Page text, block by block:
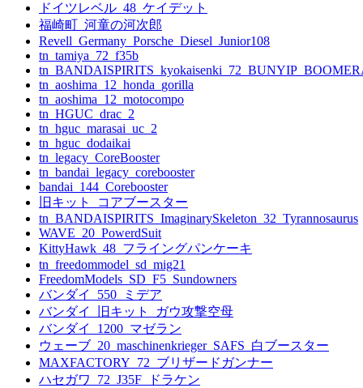
ドイツレベル_48_ケイデット
福崎町_河童の河次郎
Revell_Germany_Porsche_Diesel_Junior108
tn_tamiya_72_f35b
tn_aoshima_12_honda_gorilla
tn_aoshima_12_motocompo
tn_HGUC_drac_2
tn_hguc_marasai_uc_2
tn_hguc_dodaikai
tn_legacy_CoreBooster
tn_bandai_legacy_corebooster
bandai_144_Corebooster
旧キット_コアブースター
tn_BANDAISPIRITS_ImaginarySkeleton_32_Tyrannosaurus
WAVE_20_PowerdSuit
KittyHawk_48_フライングパンケーキ
tn_freedommodel_sd_mig21
FreedomModels_SD_F5_Sundowners
バンダイ_550_ミデア
バンダイ_旧キット_ガウ攻撃空母
バンダイ_1200_マゼラン
ウェーブ_20_maschinenkrieger_SAFS_白ブースター
MAXFACTORY_72_ブリザードガンナー
ハセガワ_72_J35F_ドラケン